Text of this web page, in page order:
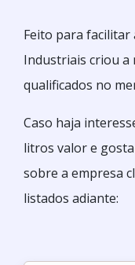
Feito para facilitar
Industriais criou a
qualificados no
Caso haja
litros valor e
sobre a empresa
listados adiante: